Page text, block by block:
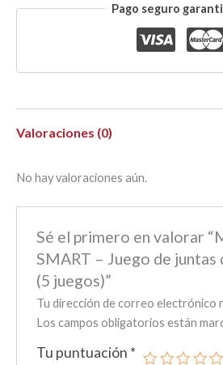
Pago seguro
Valoraciones (0)
No hay valoraciones aún.
Sé el primero en valorar
SMART – Juego de juntas
(5 juegos)”
Tu dirección de correo electrónico
Los campos obligatorios están
Tu puntuación *